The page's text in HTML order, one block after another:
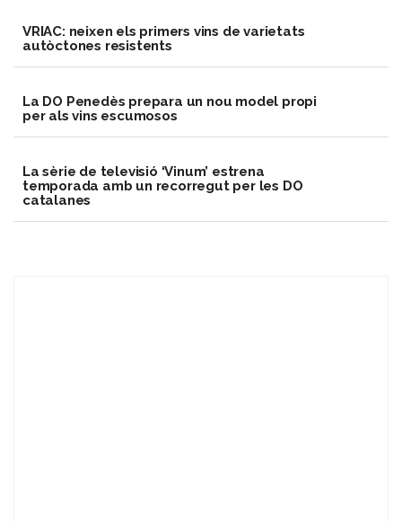
VRIAC: neixen els primers vins de varietats
autòctones resistents
​La DO Penedès prepara un nou model propi
per als vins escumosos
La sèrie de televisió ‘Vinum’ estrena
temporada amb un recorregut per les DO
catalanes